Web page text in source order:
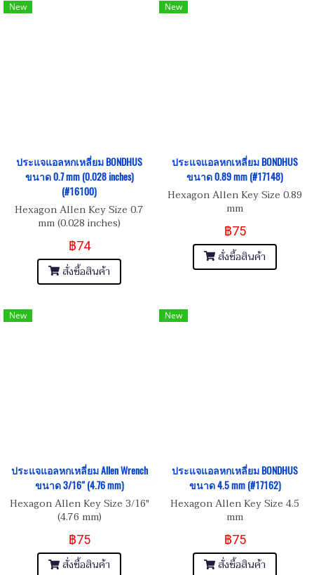
New
ประแจแอลหกเหลี่ยม BONDHUS
ขนาด 0.7 mm (0.028 inches)
(#16100)
Hexagon Allen Key Size 0.7
mm (0.028 inches)
฿74
สั่งซื้อสินค้า
New
ประแจแอลหกเหลี่ยม BONDHUS
ขนาด 0.89 mm (#17148)
Hexagon Allen Key Size 0.89
mm
฿75
สั่งซื้อสินค้า
New
ประแจแอลหกเหลี่ยม Allen Wrench
ขนาด 3/16" (4.76 mm)
Hexagon Allen Key Size 3/16"
(4.76 mm)
฿75
สั่งซื้อสินค้า
New
ประแจแอลหกเหลี่ยม BONDHUS
ขนาด 4.5 mm (#17162)
Hexagon Allen Key Size 4.5
mm
฿75
สั่งซื้อสินค้า